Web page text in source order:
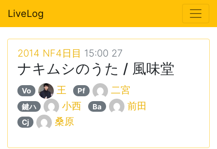
LiveLog
2014 NF4日目 15:00 27
ナキムシのうた / 風味堂
Vo 王 Pf 二宮
鍵ハ 小西 Ba 前田
Cj 桑原